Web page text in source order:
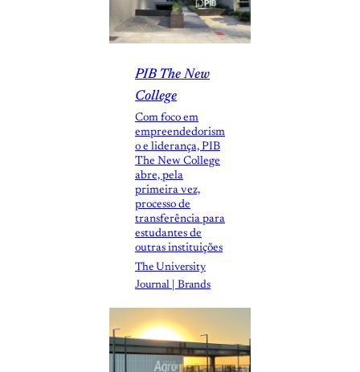
PIB The New
College
Com foco em
empreendedorism
o e liderança, PIB
The New College
abre, pela
primeira vez,
processo de
transferência para
estudantes de
outras instituições
The University
Journal | Brands